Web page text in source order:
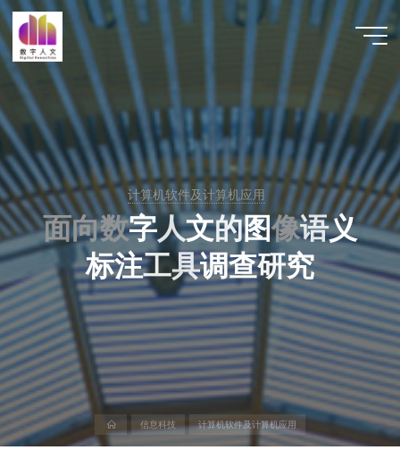
跳
至
内
容
数字人
文 |
DHCN
计算机软件及计算机应用
面向数字人文的图像语义
标注工具调查研究
页
信息科技 计算机软件及计算机应用